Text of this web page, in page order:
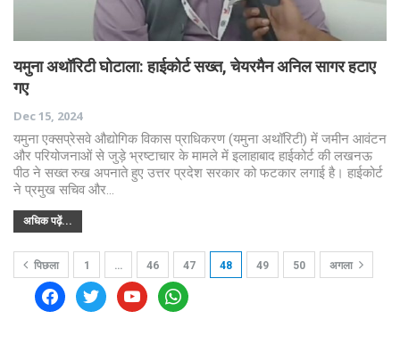
यमुना अथॉरिटी घोटाला: हाईकोर्ट सख्त, चेयरमैन अनिल सागर हटाए
गए
Dec 15, 2024
यमुना एक्सप्रेसवे औद्योगिक विकास प्राधिकरण (यमुना अथॉरिटी) में जमीन आवंटन
और परियोजनाओं से जुड़े भ्रष्टाचार के मामले में इलाहाबाद हाईकोर्ट की लखनऊ
पीठ ने सख्त रुख अपनाते हुए उत्तर प्रदेश सरकार को फटकार लगाई है। हाईकोर्ट
ने प्रमुख सचिव और…
अधिक पढ़ें...
पिछला 1 … 46 47 48 49 50 अगला
facebooktwitteryoutubewhatsapp